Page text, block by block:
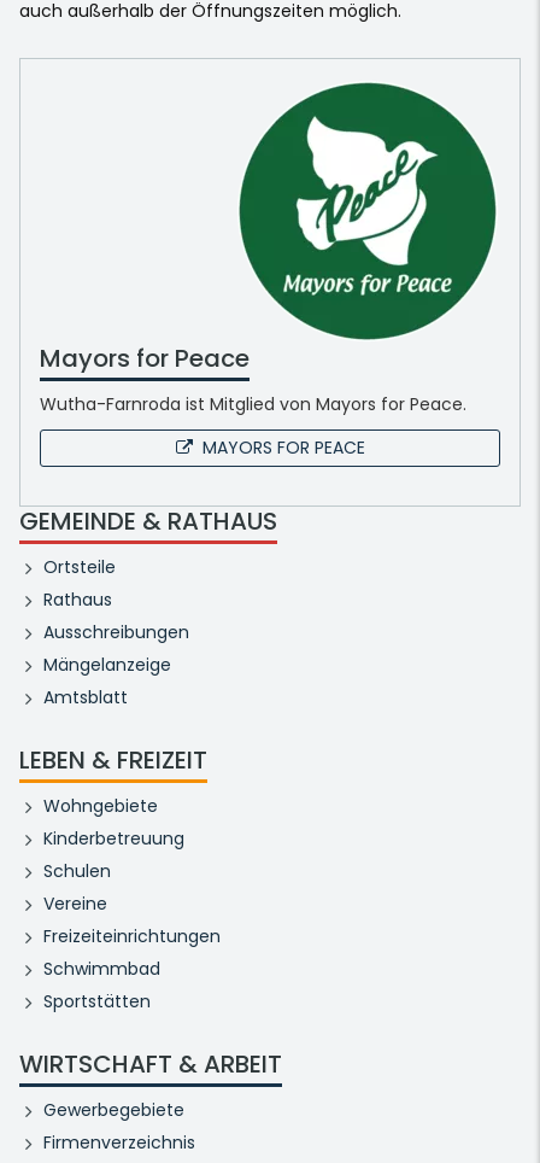
auch außerhalb der Öffnungszeiten möglich.
Mayors for Peace
Wutha-Farnroda ist Mitglied von Mayors for Peace.
MAYORS FOR PEACE
GEMEINDE & RATHAUS
Ortsteile
Rathaus
Ausschreibungen
Mängelanzeige
Amtsblatt
LEBEN & FREIZEIT
Wohngebiete
Kinderbetreuung
Schulen
Vereine
Freizeiteinrichtungen
Schwimmbad
Sportstätten
WIRTSCHAFT & ARBEIT
Gewerbegebiete
Firmenverzeichnis